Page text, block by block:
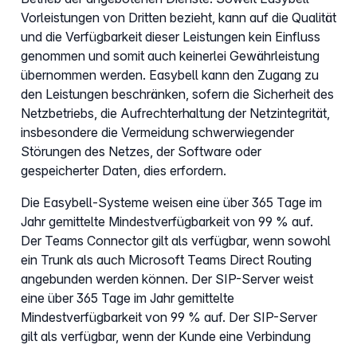
Vorleistungen von Dritten bezieht, kann auf die Qualität
und die Verfügbarkeit dieser Leistungen kein Einfluss
genommen und somit auch keinerlei Gewährleistung
übernommen werden. Easybell kann den Zugang zu
den Leistungen beschränken, sofern die Sicherheit des
Netzbetriebs, die Aufrechterhaltung der Netzintegrität,
insbesondere die Vermeidung schwerwiegender
Störungen des Netzes, der Software oder
gespeicherter Daten, dies erfordern.
Die Easybell-Systeme weisen eine über 365 Tage im
Jahr gemittelte Mindestverfügbarkeit von 99 % auf.
Der Teams Connector gilt als verfügbar, wenn sowohl
ein Trunk als auch Microsoft Teams Direct Routing
angebunden werden können. Der SIP-Server weist
eine über 365 Tage im Jahr gemittelte
Mindestverfügbarkeit von 99 % auf. Der SIP-Server
gilt als verfügbar, wenn der Kunde eine Verbindung